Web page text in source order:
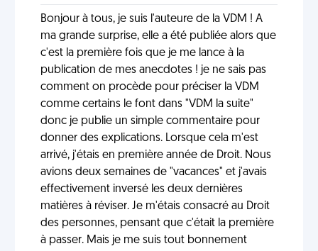
Bonjour à tous, je suis l'auteure de la VDM ! A
ma grande surprise, elle a été publiée alors que
c'est la première fois que je me lance à la
publication de mes anecdotes ! je ne sais pas
comment on procède pour préciser la VDM
comme certains le font dans "VDM la suite"
donc je publie un simple commentaire pour
donner des explications. Lorsque cela m'est
arrivé, j'étais en première année de Droit. Nous
avions deux semaines de "vacances" et j'avais
effectivement inversé les deux dernières
matières à réviser. Je m'étais consacré au Droit
des personnes, pensant que c'était la première
à passer. Mais je me suis tout bonnement